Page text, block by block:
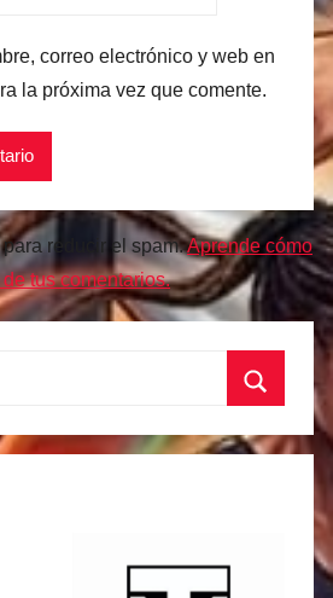
correo electrónico y web en
la próxima vez que comente.
reducir el spam.Aprende cómo
tus comentarios.
Buscar